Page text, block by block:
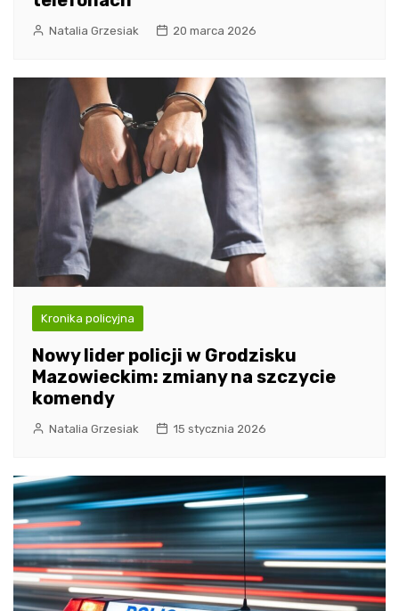
Natalia Grzesiak 20 marca 2026
Kronika policyjna
Nowy lider policji w Grodzisku
Mazowieckim: zmiany na szczycie
komendy
Natalia Grzesiak 15 stycznia 2026